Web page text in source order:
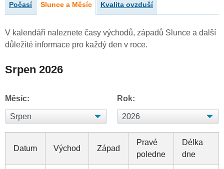
Počasí Slunce a Měsíc Kvalita ovzduší
V kalendáři naleznete časy východů, západů Slunce a další
důležité informace pro každý den v roce.
Srpen 2026
Měsíc: Rok:
Datum Východ Západ
Pravé
poledne
Délka
dne